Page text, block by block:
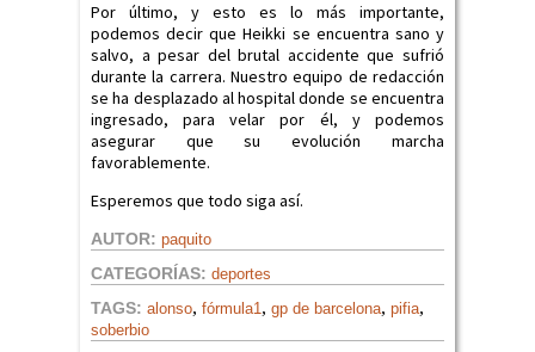
Por último, y esto es lo más importante,
podemos decir que Heikki se encuentra sano y
salvo, a pesar del brutal accidente que sufrió
durante la carrera. Nuestro equipo de redacción
se ha desplazado al hospital donde se encuentra
ingresado, para velar por él, y podemos
asegurar que su evolución marcha
favorablemente.
Esperemos que todo siga así.
AUTOR: paquito
CATEGORÍAS: deportes
TAGS: alonso,fórmula1,gp de barcelona,pifia,
soberbio